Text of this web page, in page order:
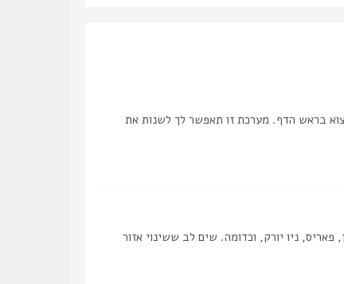
בראש הדף. מערכת זו תאפשר לך לשנות את
ניו יורק, וכדומה. שים לב ששינוי אזור